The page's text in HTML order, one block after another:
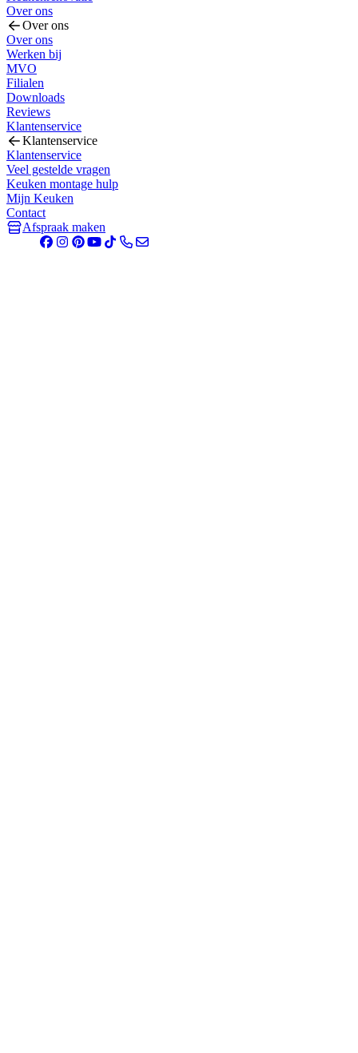
Over ons
Over ons
Over ons
Werken bij
MVO
Filialen
Downloads
Reviews
Klantenservice
Klantenservice
Klantenservice
Veel gestelde vragen
Keuken montage hulp
Mijn Keuken
Contact
Afspraak maken